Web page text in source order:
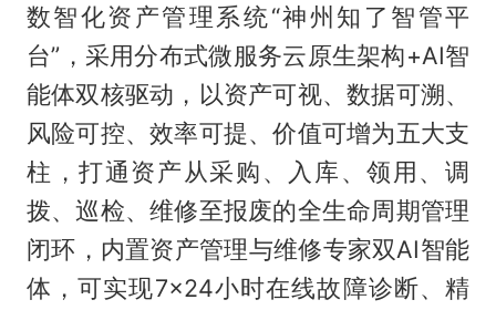
数智化资产管理系统“神州知了智管平
台”，采用分布式微服务云原生架构+AI智
能体双核驱动，以资产可视、数据可溯、
风险可控、效率可提、价值可增为五大支
柱，打通资产从采购、入库、领用、调
拨、巡检、维修至报废的全生命周期管理
闭环，内置资产管理与维修专家双AI智能
体，可实现7×24小时在线故障诊断、精